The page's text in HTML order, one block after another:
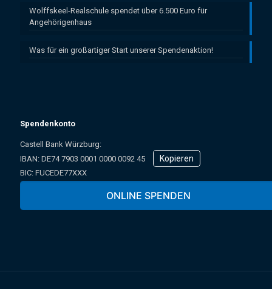
Wolffskeel-Realschule spendet über 6.500 Euro für
Angehörigenhaus
Was für ein großartiger Start unserer Spendenaktion!
Spendenkonto
Castell Bank Würzburg:
IBAN: ­DE74 7903 0001 0000 0092 45
Kopieren
BIC: FUCEDE77XXX
Oder online über unser Spendenformular:
ONLINE SPENDEN